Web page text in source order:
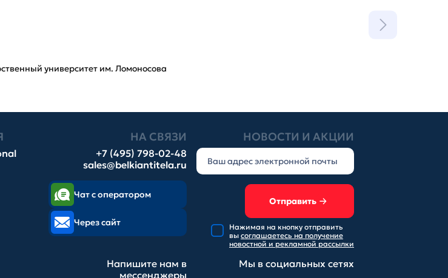
университет им. Ломоносова
НА СВЯЗИ
+7 (495) 798-02-48
sales@belkiantitela.ru
НОВОСТИ И АКЦИИ
Отправить
Нажимая на кнопку отправить
вы соглашаетесь на получение
новостной и рекламной рассылки
Чат с оператором
Через сайт
Напишите нам в
мессенджеры
Мы в социальных сетях